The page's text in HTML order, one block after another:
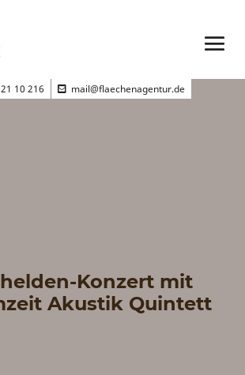
10 216 mail@flaechenagentur.de
Konzert mit
Akustik Quintett